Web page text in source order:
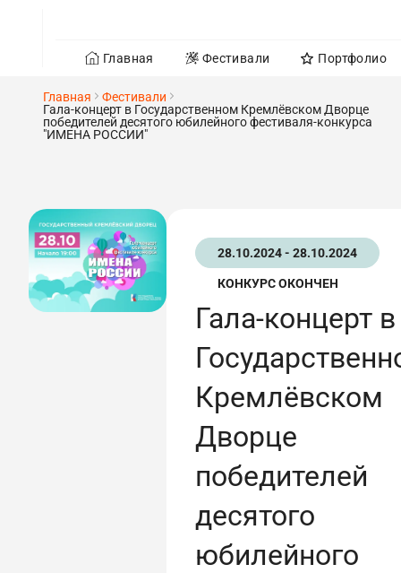
Главная Фестивали Портфолио
Главная
Фестивали
Гала-концерт в Государственном Кремлёвском Дворце
победителей десятого юбилейного фестиваля-конкурса
"ИМЕНА РОССИИ"
28.10.2024 - 28.10.2024
КОНКУРС ОКОНЧЕН
Гала-концерт в
Кремлёвском
Дворце
победителей
десятого
юбилейного